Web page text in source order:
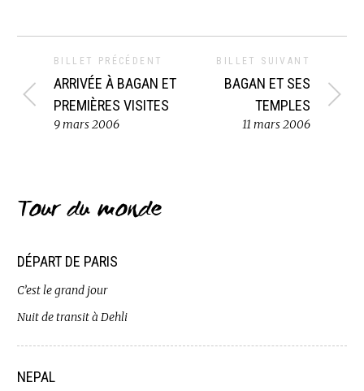
BILLET PRÉCÉDENT
ARRIVÉE À BAGAN ET
PREMIÈRES VISITES
9 mars 2006
BILLET SUIVANT
BAGAN ET SES
TEMPLES
11 mars 2006
Tour du monde
DÉPART DE PARIS
C’est le grand jour
Nuit de transit à Dehli
NEPAL